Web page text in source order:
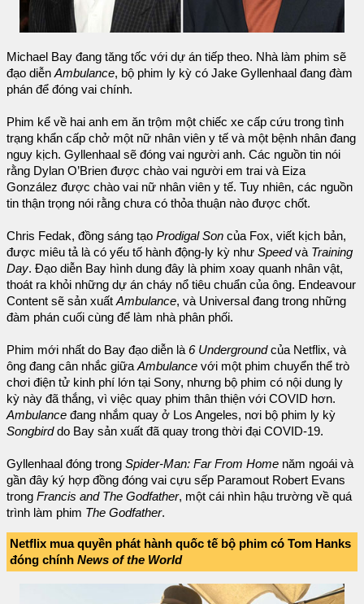
Michael Bay đang tăng tốc với dự án tiếp theo. Nhà làm phim sẽ
đạo diễn Ambulance, bộ phim ly kỳ có Jake Gyllenhaal đang đàm
phán để đóng vai chính.
Phim kể về hai anh em ăn trộm một chiếc xe cấp cứu trong tình
trạng khẩn cấp chở một nữ nhân viên y tế và một bệnh nhân đang
nguy kịch. Gyllenhaal sẽ đóng vai người anh. Các nguồn tin nói
rằng Dylan O’Brien được chào vai người em trai và Eiza
González được chào vai nữ nhân viên y tế. Tuy nhiên, các nguồn
tin thận trọng nói rằng chưa có thỏa thuận nào được chốt.
Chris Fedak, đồng sáng tạo Prodigal Son của Fox, viết kịch bản,
được miêu tả là có yếu tố hành động-ly kỳ như Speedvà Training
Day. Đạo diễn Bay hình dung đây là phim xoay quanh nhân vật,
thoát ra khỏi những dự án cháy nổ tiêu chuẩn của ông. Endeavour
Content sẽ sản xuất Ambulance, và Universal đang trong những
đàm phán cuối cùng để làm nhà phân phối.
Phim mới nhất do Bay đạo diễn là 6 Undergroundcủa Netflix, và
ông đang cân nhắc giữa Ambulance với một phim chuyển thể trò
chơi điện tử kinh phí lớn tại Sony, nhưng bộ phim có nội dung ly
kỳ này đã thắng, vì việc quay phim thân thiện với COVID hơn.
Ambulance đang nhắm quay ở Los Angeles, nơi bộ phim ly kỳ
Songbirddo Bay sản xuất đã quay trong thời đại COVID-19.
Gyllenhaal đóng trong Spider-Man: Far From Home năm ngoái và
gần đây ký hợp đồng đóng vai cựu sếp Paramout Robert Evans
trong Francis and The Godfather, một cái nhìn hậu trường về quá
trình làm phim The Godfather.
Netflix mua quyền phát hành quốc tế bộ phim có Tom Hanks
đóng chính News of the World